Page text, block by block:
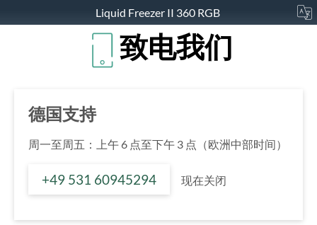
Liquid Freezer II 360 RGB
致电我们
德国支持
周一至周五：上午 6 点至下午 3 点（欧洲中部时间）
+49 531 60945294 现在关闭